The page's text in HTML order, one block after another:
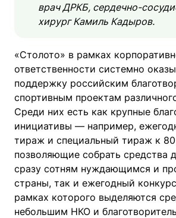
врач ДРКБ, сердечно-
хирург Камиль Кадыров.
«Столото» в рамках
ответственности системно
поддержку российским
спортивным проектам
Среди них есть как крупные
инициативы — например,
тираж и специальный тираж к
позволяющие собрать средства
сразу сотням нуждающимся и
страны, так и ежегодный
рамках которого выделяются
небольшим НКО и